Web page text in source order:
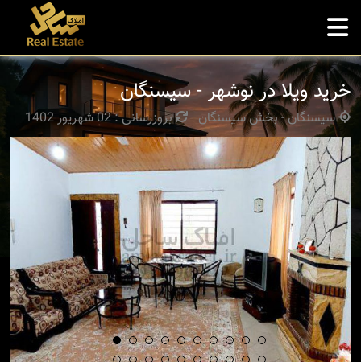
خرید ویلا در نوشهر - سیسنگان
سیسنگان - بخش سیسنگان بروزرسانی : 02 شهریور 1402